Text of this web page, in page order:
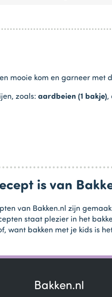
mooie kom en garneer met
zoals: aardbeien (1 bakje),
is van
van Bakken.nl zijn
staat plezier in het
want bakken met je kids is
Bakken.nl